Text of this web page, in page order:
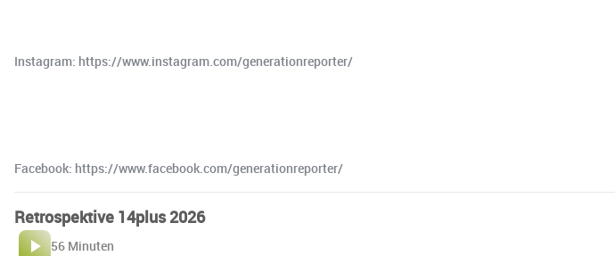
Instagram: ⁠https://www.instagram.com/generationreporter/⁠
Facebook: ⁠https://www.facebook.com/generationreporter/⁠
Retrospektive 14plus 2026
56 Minuten